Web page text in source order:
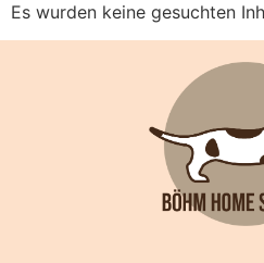
Es wurden keine gesuchten